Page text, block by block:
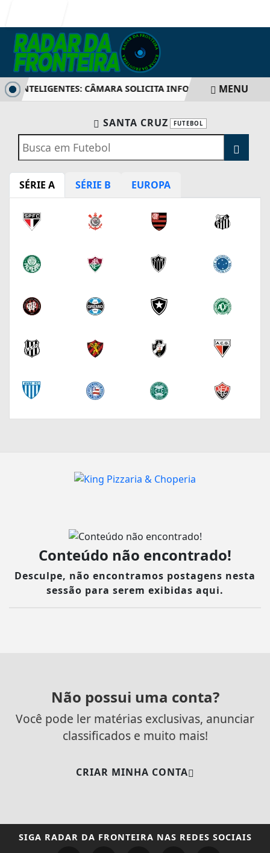
INTELIGENTES: CÂMARA SOLICITA INFORMAÇÕES SOBRE
MENU
SANTA CRUZ FUTEBOL
SÉRIE A SÉRIE B EUROPA
Conteúdo não encontrado!
Desculpe, não encontramos postagens nesta
sessão para serem exibidas aqui.
Não possui uma conta?
Você pode ler matérias exclusivas, anunciar
classificados e muito mais!
CRIAR MINHA CONTA
SIGA RADAR DA FRONTEIRA NAS REDES SOCIAIS